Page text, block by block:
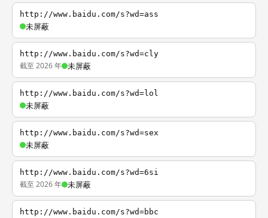
http://www.baidu.com/s?wd=ass
未屏蔽
http://www.baidu.com/s?wd=cly
截至 2026 年 未屏蔽
http://www.baidu.com/s?wd=lol
未屏蔽
http://www.baidu.com/s?wd=sex
未屏蔽
http://www.baidu.com/s?wd=6si
截至 2026 年 未屏蔽
http://www.baidu.com/s?wd=bbc